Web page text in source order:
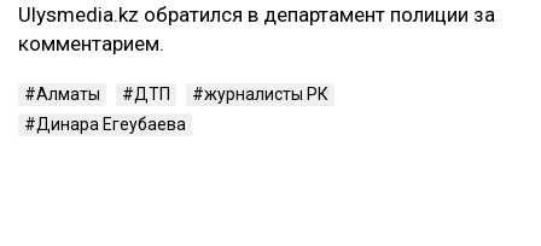
Ulysmedia.kz обратился в департамент полиции за
комментарием.
Алматы ДТП
журналисты РК
Динара Егеубаева